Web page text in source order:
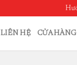
LIÊN HỆ CỬA HÀNG